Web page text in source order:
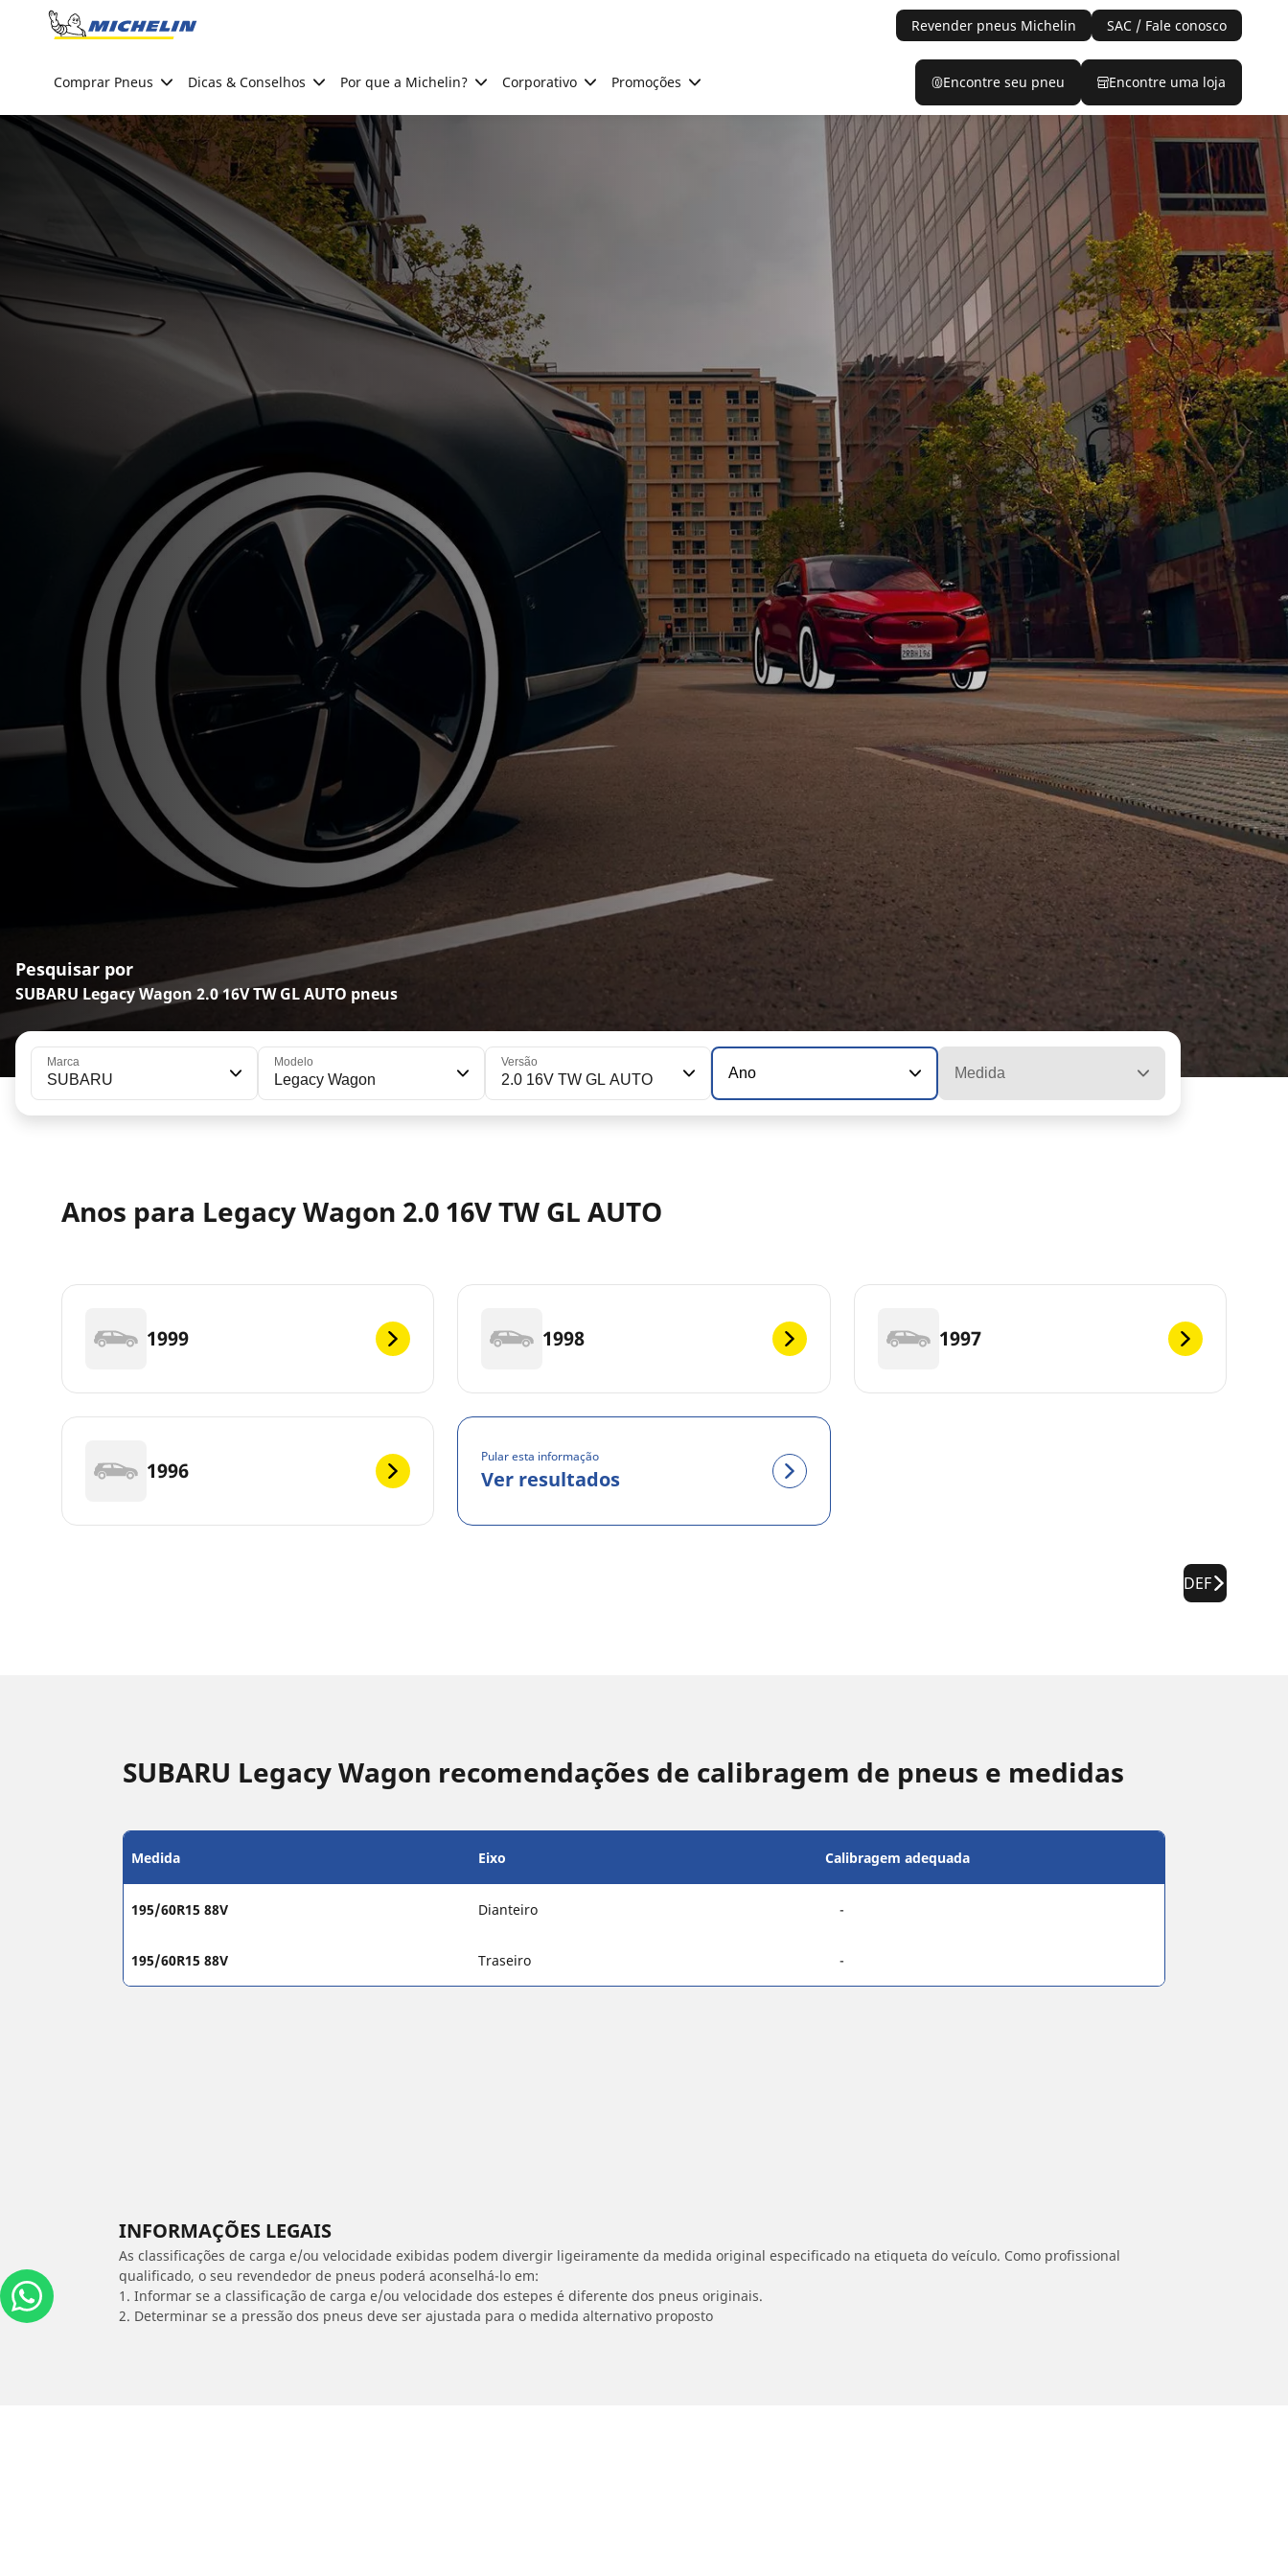
Go to page content
Revender pneus Michelin SAC / Fale conosco
Comprar Pneus Dicas & Conselhos Por que a Michelin? Corporativo Promoções Encontre seu pneu Encontre uma loja
Pesquisar por
SUBARU Legacy Wagon 2.0 16V TW GL AUTO pneus
Marca
SUBARU
Modelo
Legacy Wagon
Versão
2.0 16V TW GL AUTO Ano Medida
Anos para Legacy Wagon 2.0 16V TW GL AUTO
1999 1998 1997
1996
Pular esta informação
Ver resultados
DEF
SUBARU Legacy Wagon recomendações de calibragem de pneus e medidas
Medida Eixo Calibragem adequada
195/60R15 88V Dianteiro -
195/60R15 88V Traseiro -
INFORMAÇÕES LEGAIS
As classificações de carga e/ou velocidade exibidas podem divergir ligeiramente da medida original especificado na etiqueta do veículo. Como profissional
qualificado, o seu revendedor de pneus poderá aconselhá-lo em:
1. Informar se a classificação de carga e/ou velocidade dos estepes é diferente dos pneus originais.
2. Determinar se a pressão dos pneus deve ser ajustada para o medida alternativo proposto